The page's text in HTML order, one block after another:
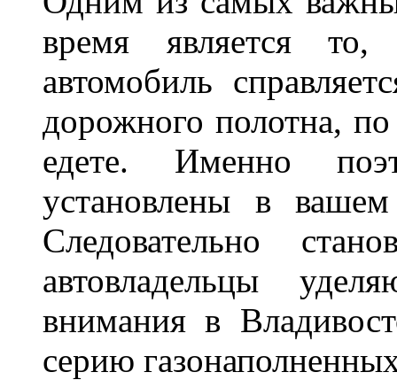
время является то,
автомобиль
дорожного полотна,
едете. Именно
установлены в
Следовательно
автовладельцы
внимания в
серию